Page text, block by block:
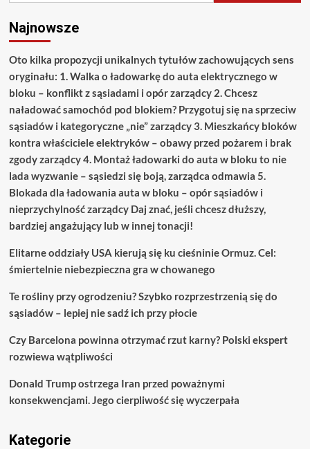
Najnowsze
Oto kilka propozycji unikalnych tytułów zachowujących sens
oryginału: 1. Walka o ładowarkę do auta elektrycznego w
bloku – konflikt z sąsiadami i opór zarządcy 2. Chcesz
naładować samochód pod blokiem? Przygotuj się na sprzeciw
sąsiadów i kategoryczne „nie” zarządcy 3. Mieszkańcy bloków
kontra właściciele elektryków – obawy przed pożarem i brak
zgody zarządcy 4. Montaż ładowarki do auta w bloku to nie
lada wyzwanie – sąsiedzi się boją, zarządca odmawia 5.
Blokada dla ładowania auta w bloku – opór sąsiadów i
nieprzychylność zarządcy Daj znać, jeśli chcesz dłuższy,
bardziej angażujący lub w innej tonacji!
Elitarne oddziały USA kierują się ku cieśninie Ormuz. Cel:
śmiertelnie niebezpieczna gra w chowanego
Te rośliny przy ogrodzeniu? Szybko rozprzestrzenią się do
sąsiadów – lepiej nie sadź ich przy płocie
Czy Barcelona powinna otrzymać rzut karny? Polski ekspert
rozwiewa wątpliwości
Donald Trump ostrzega Iran przed poważnymi
konsekwencjami. Jego cierpliwość się wyczerpała
Kategorie